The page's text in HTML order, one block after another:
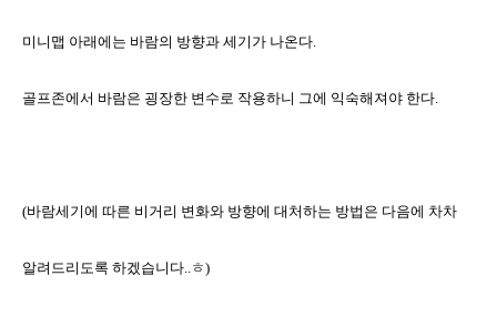
미니맵 아래에는 바람의 방향과 세기가 나온다.
골프존에서 바람은 굉장한 변수로 작용하니 그에 익숙해져야 한다.
(바람세기에 따른 비거리 변화와 방향에 대처하는 방법은 다음에 차차
알려드리도록 하겠습니다..ㅎ)